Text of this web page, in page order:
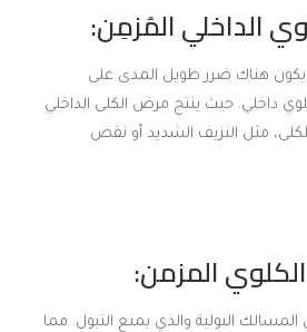
يكون هناك ضرر طويل المدى على
داخلي. حيث ينتج مرض الكلى الداخلي
مثل النزيف الشديد أو نقص
البولية والذي يمنع التبول. مما